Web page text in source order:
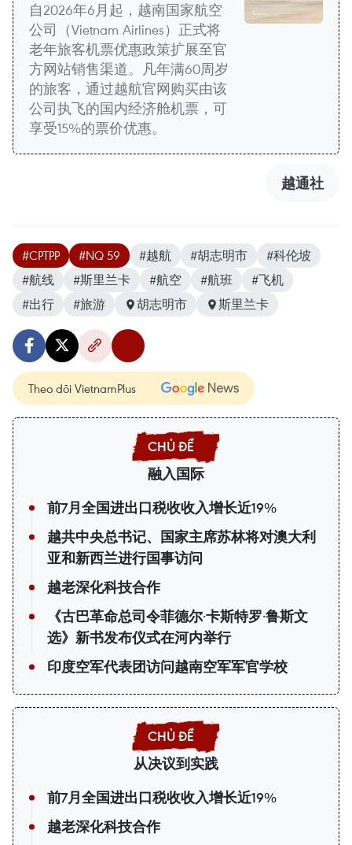
自2026年6月起，越南国家航空
公司（Vietnam Airlines）正式将
老年旅客机票优惠政策扩展至官
方网站销售渠道。凡年满60周岁
的旅客，通过越航官网购买由该
公司执飞的国内经济舱机票，可
享受15%的票价优惠。
越通社
#CPTPP #NQ 59 #越航 #胡志明市
#科伦坡
#航线
#斯里兰卡 #航空 #航班
#飞机
#出行
#旅游 胡志明市 斯里兰卡
Theo dõi VietnamPlus
融入国际
前7月全国进出口税收收入增长近19%
越共中央总书记、国家主席苏林将对澳大利
亚和新西兰进行国事访问
越老深化科技合作
《古巴革命总司令菲德尔·卡斯特罗·鲁斯文
选》新书发布仪式在河内举行
印度空军代表团访问越南空军军官学校
从决议到实践
前7月全国进出口税收收入增长近19%
越老深化科技合作